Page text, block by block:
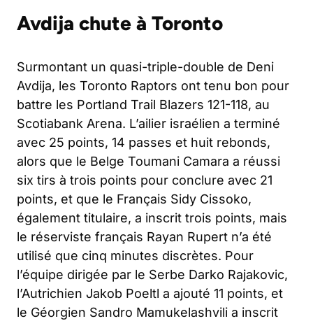
Avdija chute à Toronto
Surmontant un quasi-triple-double de Deni
Avdija, les Toronto Raptors ont tenu bon pour
battre les Portland Trail Blazers 121-118, au
Scotiabank Arena. L’ailier israélien a terminé
avec 25 points, 14 passes et huit rebonds,
alors que le Belge Toumani Camara a réussi
six tirs à trois points pour conclure avec 21
points, et que le Français Sidy Cissoko,
également titulaire, a inscrit trois points, mais
le réserviste français Rayan Rupert n’a été
utilisé que cinq minutes discrètes. Pour
l’équipe dirigée par le Serbe Darko Rajakovic,
l’Autrichien Jakob Poeltl a ajouté 11 points, et
le Géorgien Sandro Mamukelashvili a inscrit